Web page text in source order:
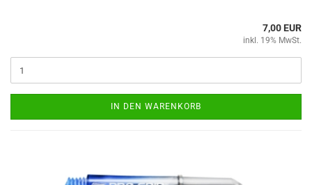
7,00 EUR
inkl. 19% MwSt.
IN DEN WARENKORB